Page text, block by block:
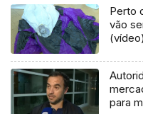
Perto
vão
(vídeo)
para